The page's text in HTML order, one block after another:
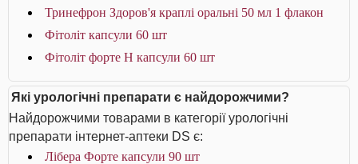
Тринефрон Здоров'я краплі оральні 50 мл 1 флакон
Фітоліт капсули 60 шт
Фітоліт форте H капсули 60 шт
Які урологічні препарати є найдорожчими?
Найдорожчими товарами в категорії урологічні
препарати інтернет-аптеки DS є:
Лібера Форте капсули 90 шт